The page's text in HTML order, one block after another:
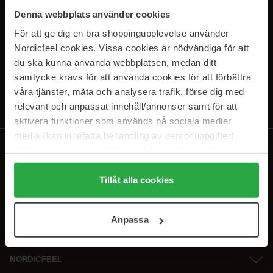
Denna webbplats använder cookies
För att ge dig en bra shoppingupplevelse använder
Nordicfeel cookies. Vissa cookies är nödvändiga för att
du ska kunna använda webbplatsen, medan ditt
samtycke krävs för att använda cookies för att förbättra
våra tjänster, mäta och analysera trafik, förse dig med
relevant och anpassat innehåll/annonser samt för att
aktivera funktioner som används på sociala medier
media (kan innefatta behandling av personuppgifter).
Genom att trycka på "Tillåt alla cookies" accepterar du
alla cookies, medan du under "Detaljer" kan anpassa
användningen av cookies. Du kan när som helst återkalla
samt vår Integritetspolicy.
Tillåt alla cookies
Anpassa
SUBSCRIBE TO OUR
NEWSLETTER
Ved å abonnere godtar du vårpersonvernerklæring. Du kan melde deg
av når som helst.
NORDICFEEL